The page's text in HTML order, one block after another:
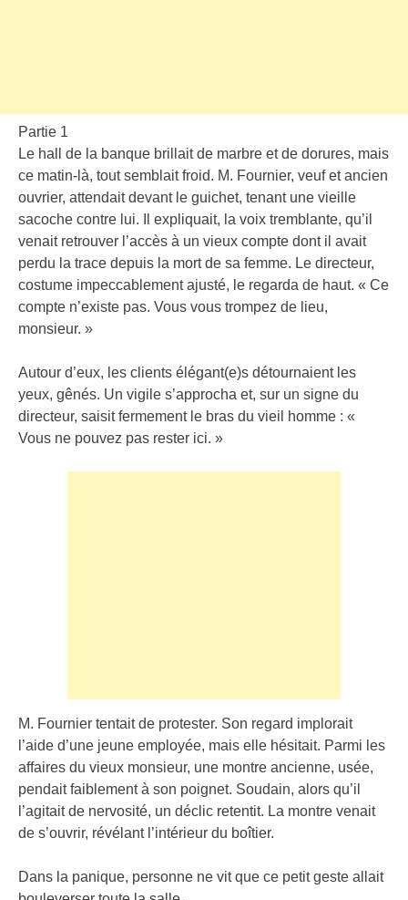
Partie 1
Le hall de la banque brillait de marbre et de dorures, mais
ce matin-là, tout semblait froid. M. Fournier, veuf et ancien
ouvrier, attendait devant le guichet, tenant une vieille
sacoche contre lui. Il expliquait, la voix tremblante, qu’il
venait retrouver l’accès à un vieux compte dont il avait
perdu la trace depuis la mort de sa femme. Le directeur,
costume impeccablement ajusté, le regarda de haut. « Ce
compte n’existe pas. Vous vous trompez de lieu,
monsieur. »
Autour d’eux, les clients élégant(e)s détournaient les
yeux, gênés. Un vigile s’approcha et, sur un signe du
directeur, saisit fermement le bras du vieil homme : «
Vous ne pouvez pas rester ici. »
M. Fournier tentait de protester. Son regard implorait
l’aide d’une jeune employée, mais elle hésitait. Parmi les
affaires du vieux monsieur, une montre ancienne, usée,
pendait faiblement à son poignet. Soudain, alors qu’il
l’agitait de nervosité, un déclic retentit. La montre venait
de s’ouvrir, révélant l’intérieur du boîtier.
Dans la panique, personne ne vit que ce petit geste allait